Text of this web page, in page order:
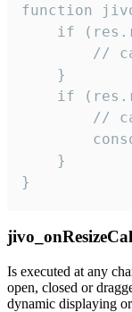
function
if
//
    }
if
//
    }
}
Is executed at any
open, closed or
dynamic displaying